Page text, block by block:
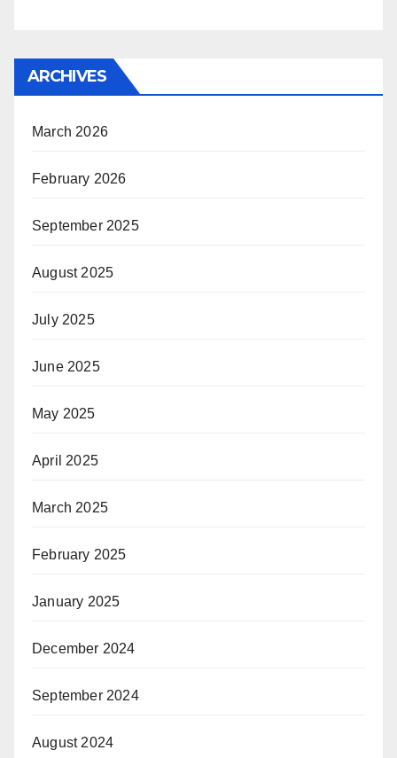
ARCHIVES
March 2026
February 2026
September 2025
August 2025
July 2025
June 2025
May 2025
April 2025
March 2025
February 2025
January 2025
December 2024
September 2024
August 2024